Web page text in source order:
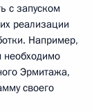
с запуском
реализации
Например,
необходимо
Эрмитажа,
своего